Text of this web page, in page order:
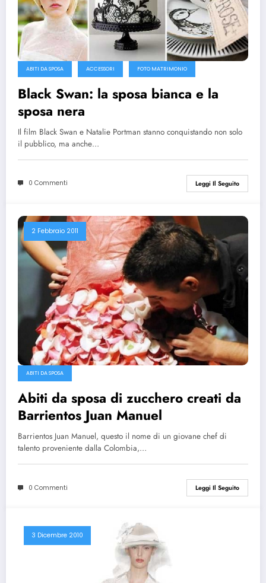
ABITI DA SPOSA ACCESSORI FOTO MATRIMONIO
Black Swan: la sposa bianca e la
sposa nera
Il film Black Swan e Natalie Portman stanno conquistando non solo
il pubblico, ma anche…
0 Commenti Leggi Il Seguito
2 Febbraio 2011
ABITI DA SPOSA
Abiti da sposa di zucchero creati da
Barrientos Juan Manuel
Barrientos Juan Manuel, questo il nome di un giovane chef di
talento proveniente dalla Colombia,…
0 Commenti Leggi Il Seguito
3 Dicembre 2010